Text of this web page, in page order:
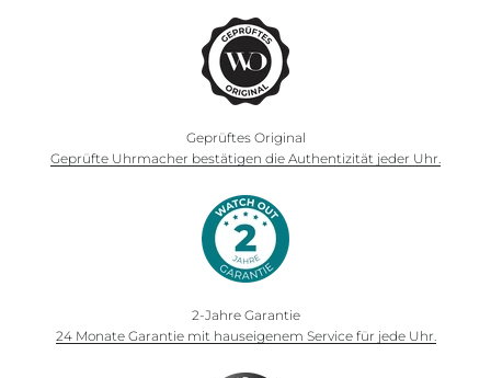
Geprüftes Original
Geprüfte Uhrmacher bestätigen die Authentizität jeder Uhr.
2-Jahre Garantie
24 Monate Garantie mit hauseigenem Service für jede Uhr.